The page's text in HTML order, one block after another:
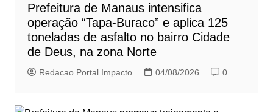
Prefeitura de Manaus intensifica
operação “Tapa-Buraco” e aplica 125
toneladas de asfalto no bairro Cidade
de Deus, na zona Norte
Redacao Portal Impacto 04/08/2026 0